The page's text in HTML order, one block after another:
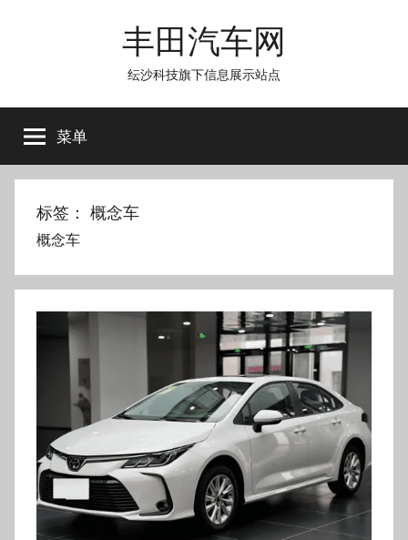
丰田汽车网
纭沙科技旗下信息展示站点
菜单
标签： 概念车
概念车